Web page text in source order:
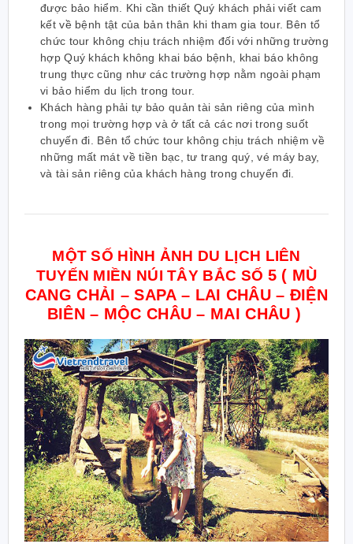
được bảo hiểm. Khi cần thiết Quý khách phải viết cam
kết về bệnh tật của bản thân khi tham gia tour. Bên tổ
chức tour không chịu trách nhiệm đối với những trường
hợp Quý khách không khai báo bệnh, khai báo không
trung thực cũng như các trường hợp nằm ngoài phạm
vi bảo hiểm du lịch trong tour.
Khách hàng phải tự bảo quản tài sản riêng của mình
trong mọi trường hợp và ở tất cả các nơi trong suốt
chuyến đi. Bên tổ chức tour không chịu trách nhiệm về
những mất mát về tiền bạc, tư trang quý, vé máy bay,
và tài sản riêng của khách hàng trong chuyến đi.
MỘT SỐ HÌNH ẢNH DU LỊCH LIÊN
TUYẾN MIỀN NÚI TÂY BẮC SỐ 5 ( MÙ
CANG CHẢI – SAPA – LAI CHÂU – ĐIỆN
BIÊN – MỘC CHÂU – MAI CHÂU )